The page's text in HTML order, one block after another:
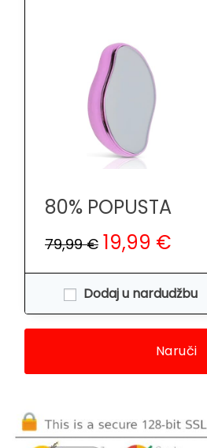
80% POPUSTA
79,99 € 19,99 €
Dodaj u nardudžbu
Naruči